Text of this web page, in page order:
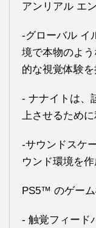
アンリアル エ
-グローバル イ
境で本物のよ
的な視覚体験を
- ナナイトは、
上させるために
-サウンドスケ
ウンド環境を
PS5™ のゲー
- 触覚フィード